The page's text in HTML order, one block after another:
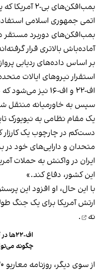
بمب‌افکن‌های
اتمی جمهوری اسلامی
بمب‌افکن‌های دوربرد مستقر
آماده‌باش بالاتری قرار
بر اساس داده‌های ردیابی
استقرار نیروهای ایالات
اف-۲۲ و اف-۱۶ نیز
سپس به خاورمیانه منتقل
یک مقام نظامی به نیویورک
دست‌کم در چارچوب یک کارزار
متحدان و دارایی‌های خود در
ایران در واکنش به حملات
این کشور، دفاع کند.»
با این حال، او افزود این
ارتش آمریکا برای یک جنگ
نه
.
اف-
چگونه